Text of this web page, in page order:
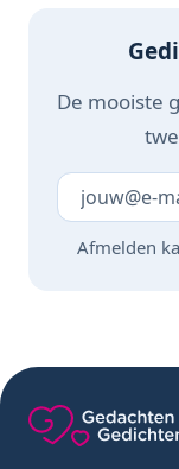
De mooiste
Laat dit veld
Afmelden